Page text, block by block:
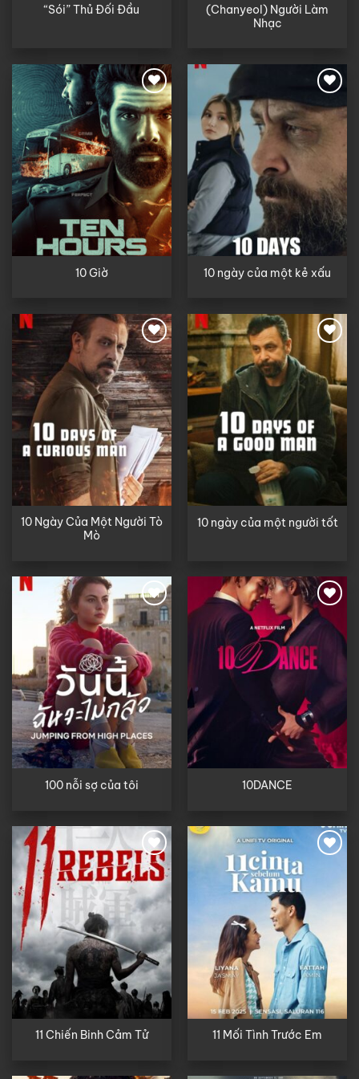
“Sói” Thủ Đối Đầu
(Chanyeol) Người Làm
Nhạc
10 Giờ 10 ngày của một kẻ xấu
10 Ngày Của Một Người Tò
Mò
10 ngày của một người tốt
100 nỗi sợ của tôi 10DANCE
11 Chiến Binh Cảm Tử 11 Mối Tình Trước Em